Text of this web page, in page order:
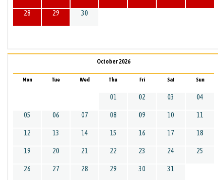
28 29 30
October 2026
Mon Tue Wed Thu Fri Sat Sun
01 02 03 04
05 06 07 08 09 10 11
12 13 14 15 16 17 18
19 20 21 22 23 24 25
26 27 28 29 30 31